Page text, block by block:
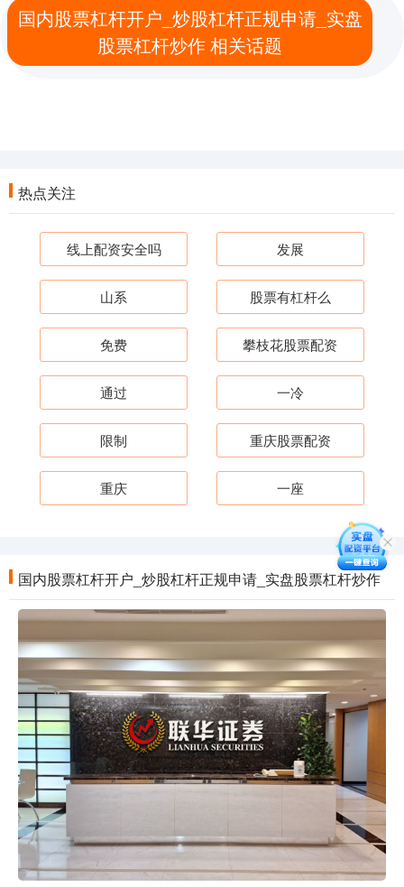
国内股票杠杆开户_炒股杠杆正规申请_实盘
股票杠杆炒作 相关话题
热点关注
线上配资安全吗 发展
山系 股票有杠杆么
免费 攀枝花股票配资
通过 一冷
限制 重庆股票配资
重庆 一座
国内股票杠杆开户_炒股杠杆正规申请_实盘股票杠杆炒作